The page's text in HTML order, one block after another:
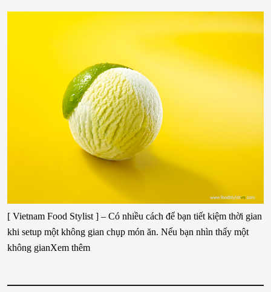
[ Vietnam Food Stylist ] – Có nhiều cách để bạn tiết kiệm thời gian
khi setup một không gian chụp món ăn. Nếu bạn nhìn thấy một
không gianXem thêm